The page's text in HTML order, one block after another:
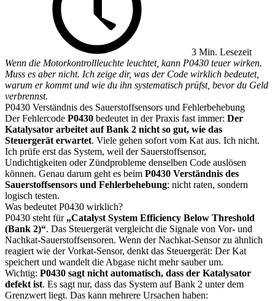
3 Min. Lesezeit
Wenn die Motorkontrollleuchte leuchtet, kann P0430 teuer wirken.
Muss es aber nicht. Ich zeige dir, was der Code wirklich bedeutet,
warum er kommt und wie du ihn systematisch prüfst, bevor du Geld
verbrennst.
P0430 Verständnis des Sauerstoffsensors und Fehlerbehebung
Der Fehlercode P0430 bedeutet in der Praxis fast immer: Der
Katalysator arbeitet auf Bank 2 nicht so gut, wie das
Steuergerät erwartet. Viele gehen sofort vom Kat aus. Ich nicht.
Ich prüfe erst das System, weil der Sauerstoffsensor,
Undichtigkeiten oder Zündprobleme denselben Code auslösen
können. Genau darum geht es beim P0430 Verständnis des
Sauerstoffsensors und Fehlerbehebung: nicht raten, sondern
logisch testen.
Was bedeutet P0430 wirklich?
P0430 steht für „Catalyst System Efficiency Below Threshold
(Bank 2)“. Das Steuergerät vergleicht die Signale von Vor- und
Nachkat-Sauerstoffsensoren. Wenn der Nachkat-Sensor zu ähnlich
reagiert wie der Vorkat-Sensor, denkt das Steuergerät: Der Kat
speichert und wandelt die Abgase nicht mehr sauber um.
Wichtig: P0430 sagt nicht automatisch, dass der Katalysator
defekt ist. Es sagt nur, dass das System auf Bank 2 unter dem
Grenzwert liegt. Das kann mehrere Ursachen haben: